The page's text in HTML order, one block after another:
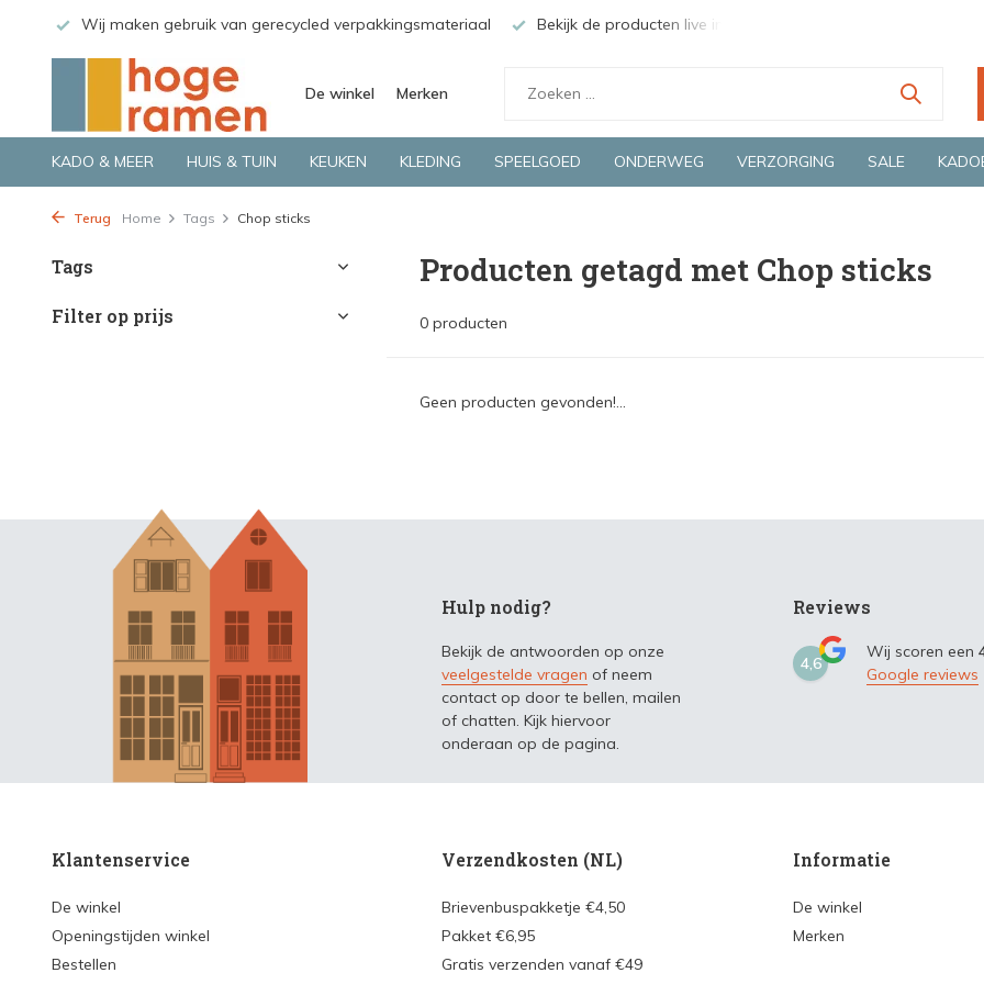
Wij maken gebruik van gerecycled verpakkingsmateriaal Bekijk de producten live in onze winkel in Deventer
De winkel Merken
KADO & MEER HUIS & TUIN KEUKEN KLEDING SPEELGOED ONDERWEG VERZORGING SALE
Terug Home Tags Chop sticks
Tags
Filter op prijs
Producten getagd met Chop sticks
0 producten
Geen producten gevonden!...
Hulp nodig?
Bekijk de antwoorden op onze
veelgestelde vragen of neem
contact op door te bellen, mailen
of chatten. Kijk hiervoor
onderaan op de pagina.
Reviews
4,6
Wij scoren een
Google reviews
Klantenservice
De winkel
Openingstijden winkel
Bestellen
Verzendkosten (NL)
Brievenbuspakketje €4,50
Pakket €6,95
Gratis verzenden vanaf €49
Informatie
De winkel
Merken